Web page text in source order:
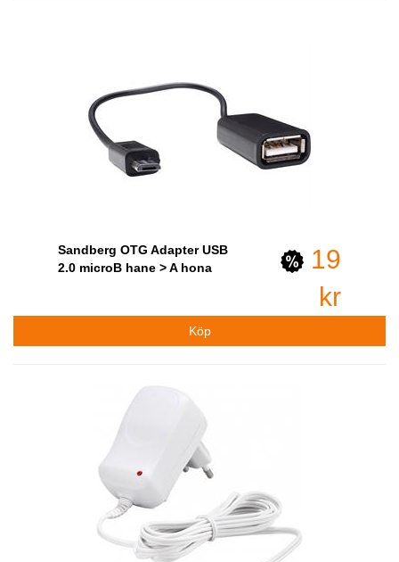
Sandberg OTG Adapter USB
2.0 microB hane > A hona
19
kr